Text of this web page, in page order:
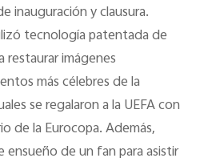
inauguración y clausura.
tecnología patentada de
imágenes
más célebres de la
se regalaron a la UEFA con
de la Eurocopa. Además,
de un fan para asistir